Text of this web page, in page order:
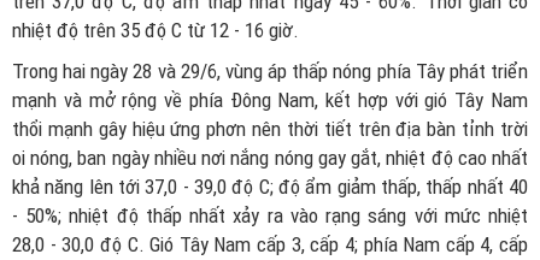
nhiệt độ trên 35 độ C từ 12 - 16 giờ.
Trong hai ngày 28 và 29/6, vùng áp thấp nóng phía Tây phát triển
mạnh và mở rộng về phía Đông Nam, kết hợp với gió Tây Nam
thổi mạnh gây hiệu ứng phơn nên thời tiết trên địa bàn tỉnh trời
oi nóng, ban ngày nhiều nơi nắng nóng gay gắt, nhiệt độ cao nhất
khả năng lên tới 37,0 - 39,0 độ C; độ ẩm giảm thấp, thấp nhất 40
- 50%; nhiệt độ thấp nhất xảy ra vào rạng sáng với mức nhiệt
28,0 - 30,0 độ C. Gió Tây Nam cấp 3, cấp 4; phía Nam cấp 4, cấp